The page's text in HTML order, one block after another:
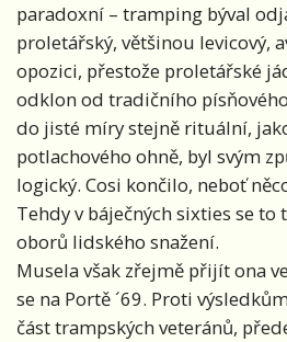
paradoxní – tramping býval
proletářský, většinou levicový,
opozici, přestože proletářské
odklon od tradičního
do jisté míry stejně rituální,
potlachového ohně, byl svým
logický. Cosi končilo, neboť
Tehdy v báječných sixties se
oborů lidského snažení.
Musela však zřejmě přijít ona
se na Portě ´69. Proti
část trampských veteránů,